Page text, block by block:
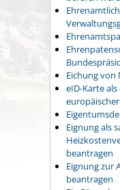
Eichung von
eID-Karte
Eignung als
beantragen
Eignung zur
beantragen